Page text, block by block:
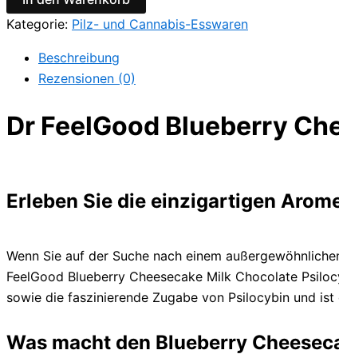
Kategorie: Pilz- und Cannabis-Esswaren
Beschreibung
Rezensionen (0)
Dr FeelGood Blueberry
Erleben Sie die einzigartigen
Wenn Sie auf der Suche nach einem
FeelGood Blueberry Cheesecake Milk Chocolate
sowie die faszinierende Zugabe von Psilocybin und
Was macht den Blueberry